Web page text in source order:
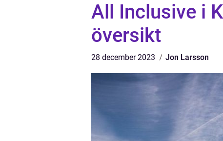
All Inclusive i
översikt
28 december 2023 Jon Larsson